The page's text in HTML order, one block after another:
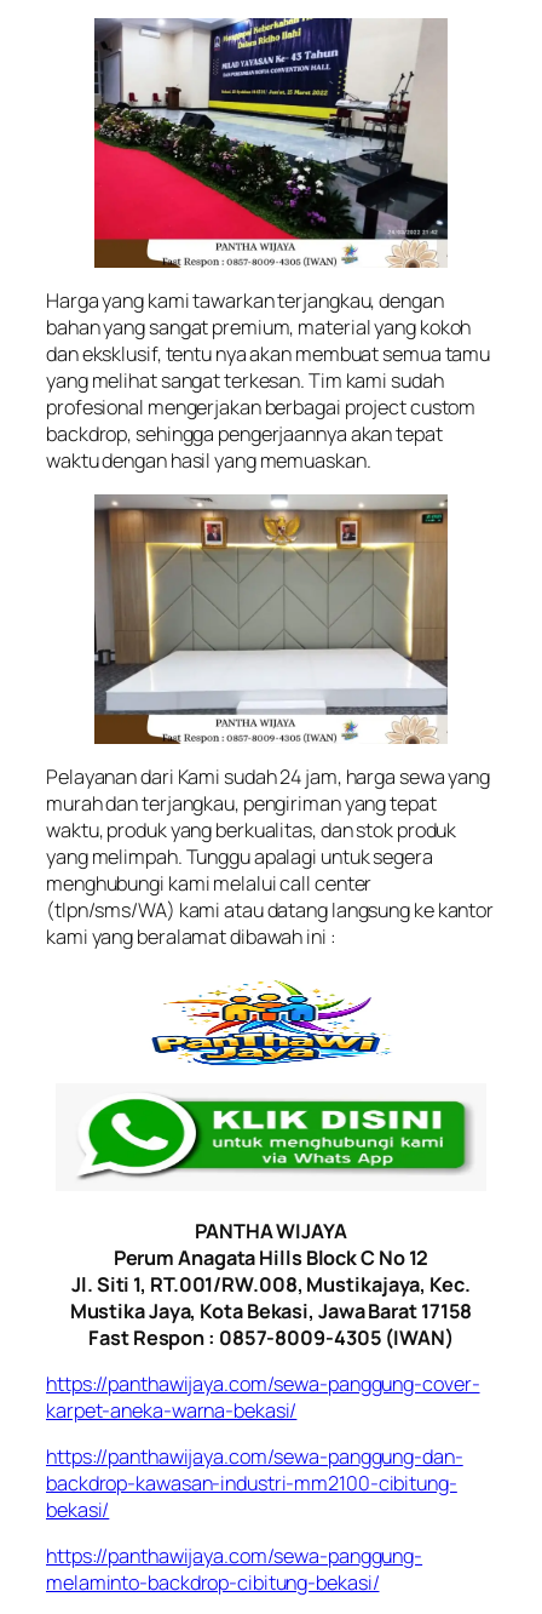
Harga yang kami tawarkan terjangkau, dengan
bahan yang sangat premium, material yang kokoh
dan eksklusif, tentu nya akan membuat semua tamu
yang melihat sangat terkesan. Tim kami sudah
profesional mengerjakan berbagai project custom
backdrop, sehingga pengerjaannya akan tepat
waktu dengan hasil yang memuaskan.
Pelayanan dari Kami sudah 24 jam, harga sewa yang
murah dan terjangkau, pengiriman yang tepat
waktu, produk yang berkualitas, dan stok produk
yang melimpah. Tunggu apalagi untuk segera
menghubungi kami melalui call center
(tlpn/sms/WA) kami atau datang langsung ke kantor
kami yang beralamat dibawah ini :
PANTHA WIJAYA
Perum Anagata Hills Block C No 12
Jl. Siti 1, RT.001/RW.008, Mustikajaya, Kec.
Mustika Jaya, Kota Bekasi, Jawa Barat 17158
Fast Respon : 0857-8009-4305 (IWAN)
https://panthawijaya.com/sewa-panggung-cover-
karpet-aneka-warna-bekasi/
https://panthawijaya.com/sewa-panggung-dan-
backdrop-kawasan-industri-mm2100-cibitung-
bekasi/
https://panthawijaya.com/sewa-panggung-
melaminto-backdrop-cibitung-bekasi/